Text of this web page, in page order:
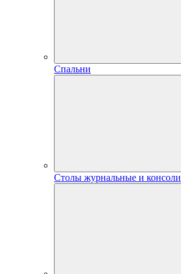
Спальни
Столы журнальные и консоли